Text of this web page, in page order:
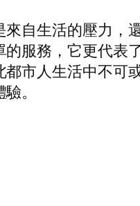
來自生活的壓力，
的服務，它更代表
都市人生活中不可
。